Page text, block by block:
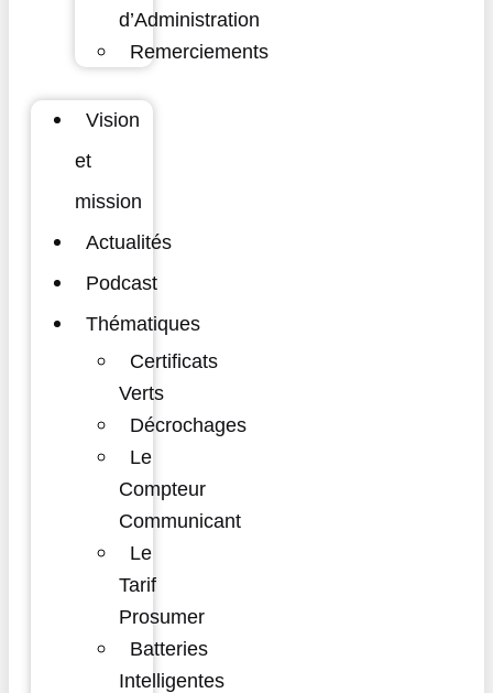
d’Administration
Remerciements
Vision
et
mission
Actualités
Podcast
Thématiques
Certificats
Verts
Décrochages
Le
Compteur
Communicant
Le
Tarif
Prosumer
Batteries
Intelligentes